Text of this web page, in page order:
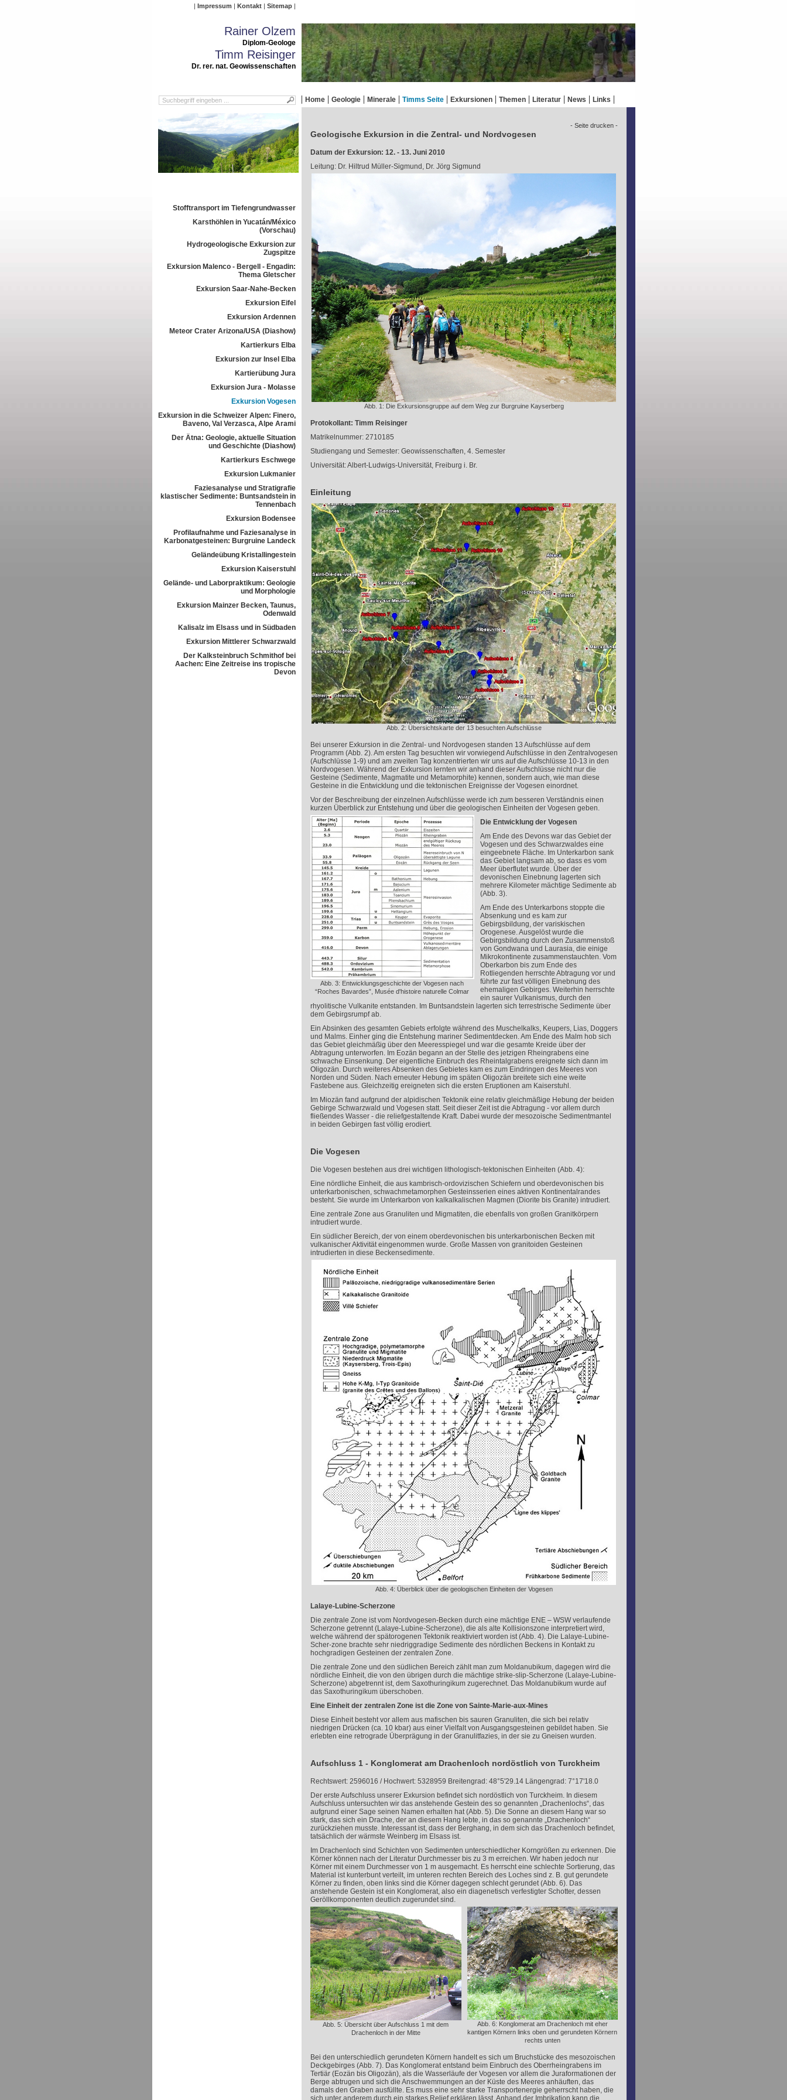
Impressum Kontakt Sitemap
Rainer Olzem
Diplom-Geologe
Timm Reisinger
Dr. rer. nat. Geowissenschaften
Home Geologie Minerale Timms Seite Exkursionen Themen Literatur News Links
Stofftransport im Tiefengrundwasser
Karsthöhlen in Yucatán/México
(Vorschau)
Hydrogeologische Exkursion zur
Zugspitze
Exkursion Malenco - Bergell - Engadin:
Thema Gletscher
Exkursion Saar-Nahe-Becken
Exkursion Eifel
Exkursion Ardennen
Meteor Crater Arizona/USA (Diashow)
Kartierkurs Elba
Exkursion zur Insel Elba
Kartierübung Jura
Exkursion Jura - Molasse
Exkursion Vogesen
Exkursion in die Schweizer Alpen: Finero,
Baveno, Val Verzasca, Alpe Arami
Der Ätna: Geologie, aktuelle Situation
und Geschichte (Diashow)
Kartierkurs Eschwege
Exkursion Lukmanier
Faziesanalyse und Stratigrafie
klastischer Sedimente: Buntsandstein in
Tennenbach
Exkursion Bodensee
Profilaufnahme und Faziesanalyse in
Karbonatgesteinen: Burgruine Landeck
Geländeübung Kristallingestein
Exkursion Kaiserstuhl
Gelände- und Laborpraktikum: Geologie
und Morphologie
Exkursion Mainzer Becken, Taunus,
Odenwald
Kalisalz im Elsass und in Südbaden
Exkursion Mittlerer Schwarzwald
Der Kalksteinbruch Schmithof bei
Aachen: Eine Zeitreise ins tropische
Devon
- Seite drucken -
Geologische Exkursion in die Zentral- und Nordvogesen
Datum der Exkursion: 12. - 13. Juni 2010
Leitung: Dr. Hiltrud Müller-Sigmund, Dr. Jörg Sigmund
Abb. 1: Die Exkursionsgruppe auf dem Weg zur Burgruine Kayserberg
Protokollant: Timm Reisinger
Matrikelnummer: 2710185
Studiengang und Semester: Geowissenschaften, 4. Semester
Universität: Albert-Ludwigs-Universität, Freiburg i. Br.
Einleitung
Abb. 2: Übersichtskarte der 13 besuchten Aufschlüsse
Bei unserer Exkursion in die Zentral- und Nordvogesen standen 13 Aufschlüsse auf dem
Programm (Abb. 2). Am ersten Tag besuchten wir vorwiegend Aufschlüsse in den Zentralvogesen
(Aufschlüsse 1-9) und am zweiten Tag konzentrierten wir uns auf die Aufschlüsse 10-13 in den
Nordvogesen. Während der Exkursion lernten wir anhand dieser Aufschlüsse nicht nur die
Gesteine (Sedimente, Magmatite und Metamorphite) kennen, sondern auch, wie man diese
Gesteine in die Entwicklung und die tektonischen Ereignisse der Vogesen einordnet.
Vor der Beschreibung der einzelnen Aufschlüsse werde ich zum besseren Verständnis einen
kurzen Überblick zur Entstehung und über die geologischen Einheiten der Vogesen geben.
Abb. 3: Entwicklungsgeschichte der Vogesen nach
“Roches Bavardes”, Musée d'histoire naturelle Colmar
Die Entwicklung der Vogesen
Am Ende des Devons war das Gebiet der
Vogesen und des Schwarzwaldes eine
eingeebnete Fläche. Im Unterkarbon sank
das Gebiet langsam ab, so dass es vom
Meer überflutet wurde. Über der
devonischen Einebnung lagerten sich
mehrere Kilometer mächtige Sedimente ab
(Abb. 3).
Am Ende des Unterkarbons stoppte die
Absenkung und es kam zur
Gebirgsbildung, der variskischen
Orogenese. Ausgelöst wurde die
Gebirgsbildung durch den Zusammenstoß
von Gondwana und Laurasia, die einige
Mikrokontinente zusammenstauchten. Vom
Oberkarbon bis zum Ende des
Rotliegenden herrschte Abtragung vor und
führte zur fast völligen Einebnung des
ehemaligen Gebirges. Weiterhin herrschte
ein saurer Vulkanismus, durch den
rhyolitische Vulkanite entstanden. Im Buntsandstein lagerten sich terrestrische Sedimente über
dem Gebirgsrumpf ab.
Ein Absinken des gesamten Gebiets erfolgte während des Muschelkalks, Keupers, Lias, Doggers
und Malms. Einher ging die Entstehung mariner Sedimentdecken. Am Ende des Malm hob sich
das Gebiet gleichmäßig über den Meeresspiegel und war die gesamte Kreide über der
Abtragung unterworfen. Im Eozän begann an der Stelle des jetzigen Rheingrabens eine
schwache Einsenkung. Der eigentliche Einbruch des Rheintalgrabens ereignete sich dann im
Oligozän. Durch weiteres Absenken des Gebietes kam es zum Eindringen des Meeres von
Norden und Süden. Nach erneuter Hebung im späten Oligozän breitete sich eine weite
Fastebene aus. Gleichzeitig ereigneten sich die ersten Eruptionen am Kaiserstuhl.
Im Miozän fand aufgrund der alpidischen Tektonik eine relativ gleichmäßige Hebung der beiden
Gebirge Schwarzwald und Vogesen statt. Seit dieser Zeit ist die Abtragung - vor allem durch
fließendes Wasser - die reliefgestaltende Kraft. Dabei wurde der mesozoische Sedimentmantel
in beiden Gebirgen fast völlig erodiert.
Die Vogesen
Die Vogesen bestehen aus drei wichtigen lithologisch-tektonischen Einheiten (Abb. 4):
Eine nördliche Einheit, die aus kambrisch-ordovizischen Schiefern und oberdevonischen bis
unterkarbonischen, schwachmetamorphen Gesteinsserien eines aktiven Kontinentalrandes
besteht. Sie wurde im Unterkarbon von kalkalkalischen Magmen (Diorite bis Granite) intrudiert.
Eine zentrale Zone aus Granuliten und Migmatiten, die ebenfalls von großen Granitkörpern
intrudiert wurde.
Ein südlicher Bereich, der von einem oberdevonischen bis unterkarbonischen Becken mit
vulkanischer Aktivität eingenommen wurde. Große Massen von granitoiden Gesteinen
intrudierten in diese Beckensedimente.
Abb. 4: Überblick über die geologischen Einheiten der Vogesen
Lalaye-Lubine-Scherzone
Die zentrale Zone ist vom Nordvogesen-Becken durch eine mächtige ENE – WSW verlaufende
Scherzone getrennt (Lalaye-Lubine-Scherzone), die als alte Kollisionszone interpretiert wird,
welche während der spätorogenen Tektonik reaktiviert worden ist (Abb. 4). Die Lalaye-Lubine-
Scher-zone brachte sehr niedriggradige Sedimente des nördlichen Beckens in Kontakt zu
hochgradigen Gesteinen der zentralen Zone.
Die zentrale Zone und den südlichen Bereich zählt man zum Moldanubikum, dagegen wird die
nördliche Einheit, die von den übrigen durch die mächtige strike-slip-Scherzone (Lalaye-Lubine-
Scherzone) abgetrennt ist, dem Saxothuringikum zugerechnet. Das Moldanubikum wurde auf
das Saxothuringikum überschoben.
Eine Einheit der zentralen Zone ist die Zone von Sainte-Marie-aux-Mines
Diese Einheit besteht vor allem aus mafischen bis sauren Granuliten, die sich bei relativ
niedrigen Drücken (ca. 10 kbar) aus einer Vielfalt von Ausgangsgesteinen gebildet haben. Sie
erlebten eine retrograde Überprägung in der Granulitfazies, in der sie zu Gneisen wurden.
Aufschluss 1 - Konglomerat am Drachenloch nordöstlich von Turckheim
Rechtswert: 2596016 / Hochwert: 5328959 Breitengrad: 48°5'29.14 Längengrad: 7°17'18.0
Der erste Aufschluss unserer Exkursion befindet sich nordöstlich von Turckheim. In diesem
Aufschluss untersuchten wir das anstehende Gestein des so genannten „Drachenlochs“, das
aufgrund einer Sage seinen Namen erhalten hat (Abb. 5). Die Sonne an diesem Hang war so
stark, das sich ein Drache, der an diesem Hang lebte, in das so genannte „Drachenloch“
zurückziehen musste. Interessant ist, dass der Berghang, in dem sich das Drachenloch befindet,
tatsächlich der wärmste Weinberg im Elsass ist.
Im Drachenloch sind Schichten von Sedimenten unterschiedlicher Korngrößen zu erkennen. Die
Körner können nach der Literatur Durchmesser bis zu 3 m erreichen. Wir haben jedoch nur
Körner mit einem Durchmesser von 1 m ausgemacht. Es herrscht eine schlechte Sortierung, das
Material ist kunterbunt verteilt, im unteren rechten Bereich des Loches sind z. B. gut gerundete
Körner zu finden, oben links sind die Körner dagegen schlecht gerundet (Abb. 6). Das
anstehende Gestein ist ein Konglomerat, also ein diagenetisch verfestigter Schotter, dessen
Geröllkomponenten deutlich zugerundet sind.
Abb. 5: Übersicht über Aufschluss 1 mit dem
Drachenloch in der Mitte
Abb. 6: Konglomerat am Drachenloch mit eher
kantigen Körnern links oben und gerundeten Körnern
rechts unten
Bei den unterschiedlich gerundeten Körnern handelt es sich um Bruchstücke des mesozoischen
Deckgebirges (Abb. 7). Das Konglomerat entstand beim Einbruch des Oberrheingrabens im
Tertiär (Eozän bis Oligozän), als die Wasserläufe der Vogesen vor allem die Juraformationen der
Berge abtrugen und sich die Anschwemmungen an der Küste des Meeres anhäuften, das
damals den Graben ausfüllte. Es muss eine sehr starke Transportenergie geherrscht haben, die
sich unter anderem durch ein starkes Relief erklären lässt. Anhand der Imbrikation kann die